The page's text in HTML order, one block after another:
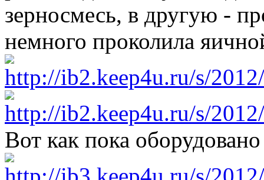
зерносмесь, в другую -
немного проколила
Вот как пока